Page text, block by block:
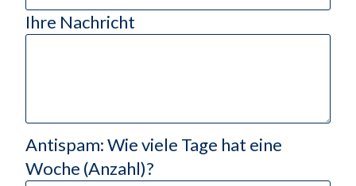
Ihre Nachricht
Antispam: Wie viele Tage hat eine
Woche (Anzahl)?